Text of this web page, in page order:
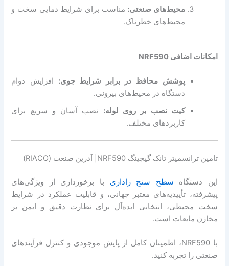
محیط‌های صنعتی: مناسب برای شرایط دمایی سخت و
محیط‌های خطرناک.
امکانات اضافی NRF590
پوشش محافظ در برابر شرایط جوی: افزایش دوام
دستگاه در محیط‌های بیرونی.
کیت نصب بر روی لوله: نصب آسان و سریع برای
کاربردهای مختلف.
تامین ترانسمیتر تانک گیجینگ NRF590| آدرین صنعت (RIACO)
این دستگاه سطح سنج راداری با برخورداری از ویژگی‌های
پیشرفته، تأییدیه‌های معتبر جهانی، و قابلیت عملکرد در شرایط
سخت محیطی، انتخابی ایده‌آل برای نظارت دقیق و ایمن بر
مخازن مایعات است.
با NRF590، اطمینان کامل از پایش موجودی و کنترل فرآیندهای
صنعتی را تجربه کنید.